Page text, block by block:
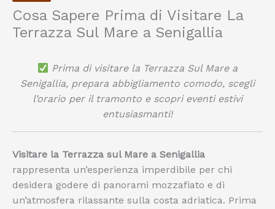
Cosa Sapere Prima di Visitare La
Terrazza Sul Mare a Senigallia
Prima di visitare la Terrazza Sul Mare a
Senigallia, prepara abbigliamento comodo, scegli
l’orario per il tramonto e scopri eventi estivi
entusiasmanti!
Visitare la Terrazza sul Mare a Senigallia
rappresenta un’esperienza imperdibile per chi
desidera godere di panorami mozzafiato e di
un’atmosfera rilassante sulla costa adriatica. Prima